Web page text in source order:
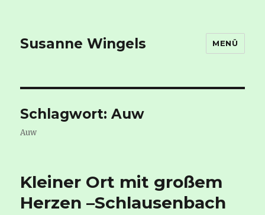
Susanne Wingels MENÜ
Schlagwort:Auw
Auw
Kleiner Ort mit großem
Herzen –Schlausenbach